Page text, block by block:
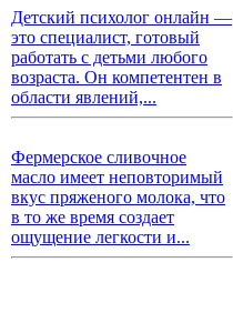
Детский психолог онлайн —
это специалист, готовый
работать с детьми любого
возраста. Он компетентен в
области явлений,...
Фермерское сливочное
масло имеет неповторимый
вкус пряженого молока, что
в то же время создает
ощущение легкости и...